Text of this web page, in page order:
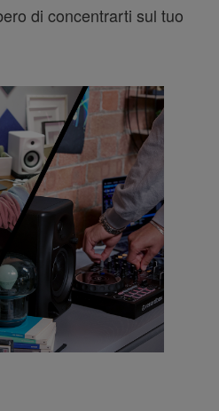
di concentrarti sul tuo